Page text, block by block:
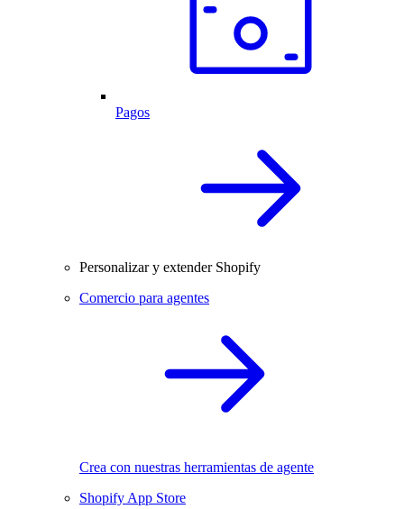
Pagos
Personalizar y extender Shopify
Comercio para agentes
Crea con nuestras herramientas de agente
Shopify App Store